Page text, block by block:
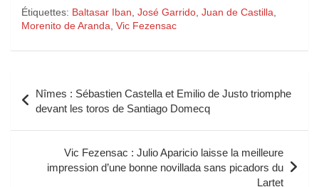
Étiquettes: Baltasar Iban José Garrido Juan de Castilla
Morenito de Aranda Vic Fezensac
de
l’article
Nîmes : Sébastien Castella et Emilio de Justo triomphe
devant les toros de Santiago Domecq
Vic Fezensac : Julio Aparicio laisse la meilleure
impression d’une bonne novillada sans picadors du
Lartet